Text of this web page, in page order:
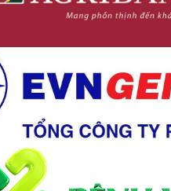
2030, Đắk Lắk phấn
đường' cho nông
tăng trưởng bứt phá
bộ đo đạc, lập hồ sơ
cơ sở dữ liệu đất
học - Bước tiến
chuyển đổi số tại Đắk